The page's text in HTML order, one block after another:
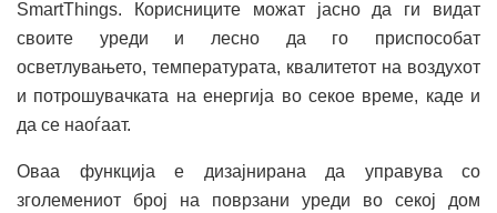
SmartThings. Корисниците можат јасно да ги видат
своите уреди и лесно да го приспособат
осветлувањето, температурата, квалитетот на воздухот
и потрошувачката на енергија во секое време, каде и
да се наоѓаат.
Оваа функција е дизајнирана да управува со
зголемениот број на поврзани уреди во секој дом